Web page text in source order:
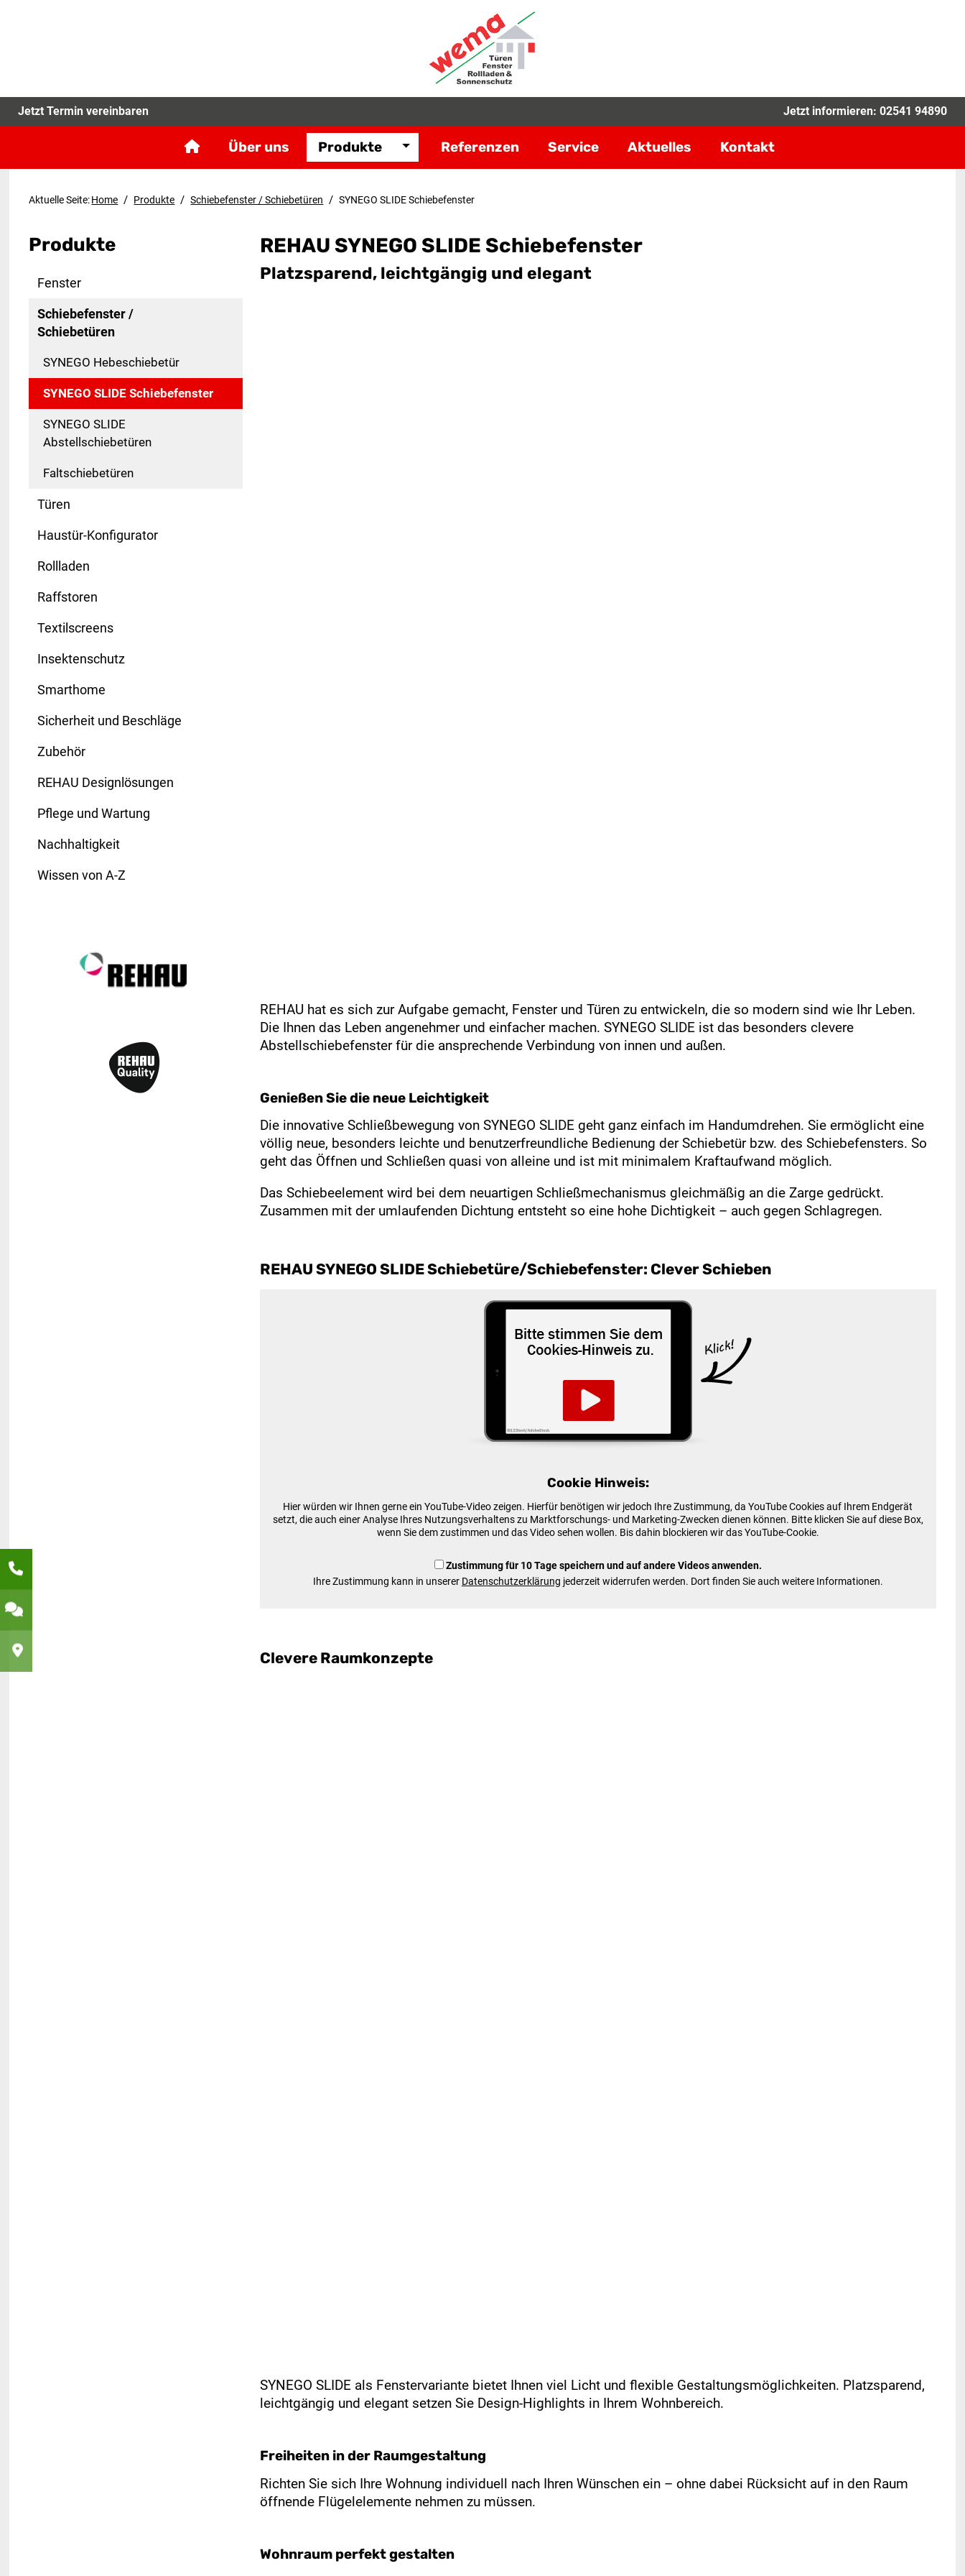
Jetzt Termin vereinbaren Jetzt informieren: 02541 94890
Über uns Produkte Referenzen Service Aktuelles Kontakt
Aktuelle Seite:Home / Produkte / Schiebefenster / Schiebetüren / SYNEGO SLIDE Schiebefenster
Produkte
Fenster
Schiebefenster /
Schiebetüren
SYNEGO Hebeschiebetür
SYNEGO SLIDE Schiebefenster
SYNEGO SLIDE
Abstellschiebetüren
Faltschiebetüren
Türen
Haustür-Konfigurator
Rollladen
Raffstoren
Textilscreens
Insektenschutz
Smarthome
Sicherheit und Beschläge
Zubehör
REHAU Designlösungen
Pflege und Wartung
Nachhaltigkeit
Wissen von A-Z
REHAU SYNEGO SLIDE Schiebefenster
Platzsparend, leichtgängig und elegant
REHAU hat es sich zur Aufgabe gemacht, Fenster und Türen zu entwickeln, die so modern sind wie Ihr Leben.
Die Ihnen das Leben angenehmer und einfacher machen. SYNEGO SLIDE ist das besonders clevere
Abstellschiebefenster für die ansprechende Verbindung von innen und außen.
Genießen Sie die neue Leichtigkeit
Die innovative Schließbewegung von SYNEGO SLIDE geht ganz einfach im Handumdrehen. Sie ermöglicht eine
völlig neue, besonders leichte und benutzerfreundliche Bedienung der Schiebetür bzw. des Schiebefensters. So
geht das Öffnen und Schließen quasi von alleine und ist mit minimalem Kraftaufwand möglich.
Das Schiebeelement wird bei dem neuartigen Schließmechanismus gleichmäßig an die Zarge gedrückt.
Zusammen mit der umlaufenden Dichtung entsteht so eine hohe Dichtigkeit – auch gegen Schlagregen.
REHAU SYNEGO SLIDE Schiebetüre/Schiebefenster: Clever Schieben
Cookie Hinweis:
Hier würden wir Ihnen gerne ein YouTube-Video zeigen. Hierfür benötigen wir jedoch Ihre Zustimmung, da YouTube Cookies auf Ihrem Endgerät
setzt, die auch einer Analyse Ihres Nutzungsverhaltens zu Marktforschungs- und Marketing-Zwecken dienen können. Bitte klicken Sie auf diese Box,
wenn Sie dem zustimmen und das Video sehen wollen. Bis dahin blockieren wir das YouTube-Cookie.
Zustimmung für 10 Tage speichern und auf andere Videos anwenden.
Ihre Zustimmung kann in unserer Datenschutzerklärung jederzeit widerrufen werden. Dort finden Sie auch weitere Informationen.
Clevere Raumkonzepte
SYNEGO SLIDE als Fenstervariante bietet Ihnen viel Licht und flexible Gestaltungsmöglichkeiten. Platzsparend,
leichtgängig und elegant setzen Sie Design-Highlights in Ihrem Wohnbereich.
Freiheiten in der Raumgestaltung
Richten Sie sich Ihre Wohnung individuell nach Ihren Wünschen ein – ohne dabei Rücksicht auf in den Raum
öffnende Flügelelemente nehmen zu müssen.
Wohnraum perfekt gestalten